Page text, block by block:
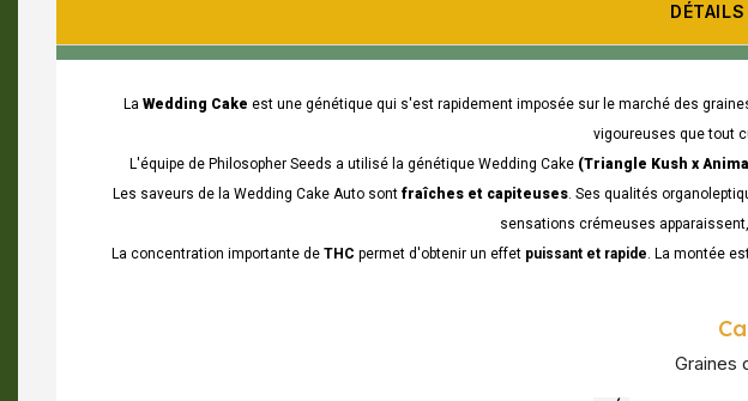
La Wedding Cake est une génétique qui s'est rapidement imposée sur le marché des
vigoureuses que tout
L'équipe de Philosopher Seeds a utilisé la génétique Wedding Cake (Triangle Kush x
Les saveurs de la Wedding Cake Auto sont fraîches et capiteuses. Ses qualités
sensations crémeuses
La concentration importante de THC permet d'obtenir un effet puissant et rapide. La montée
Graines